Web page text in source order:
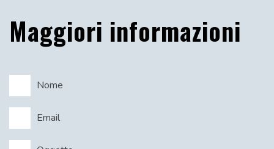
Maggiori informazioni